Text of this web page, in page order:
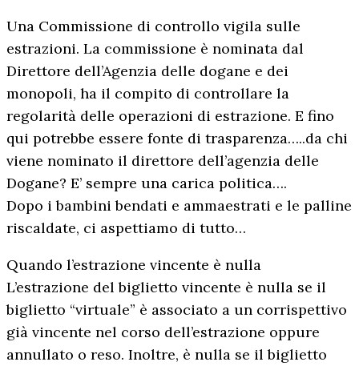
Una Commissione di controllo vigila sulle
estrazioni. La commissione è nominata dal
Direttore dell’Agenzia delle dogane e dei
monopoli, ha il compito di controllare la
regolarità delle operazioni di estrazione. E fino
qui potrebbe essere fonte di trasparenza…..da chi
viene nominato il direttore dell’agenzia delle
Dogane? E’ sempre una carica politica….
Dopo i bambini bendati e ammaestrati e le palline
riscaldate, ci aspettiamo di tutto…
Quando l’estrazione vincente è nulla
L’estrazione del biglietto vincente è nulla se il
biglietto “virtuale” è associato a un corrispettivo
già vincente nel corso dell’estrazione oppure
annullato o reso. Inoltre, è nulla se il biglietto